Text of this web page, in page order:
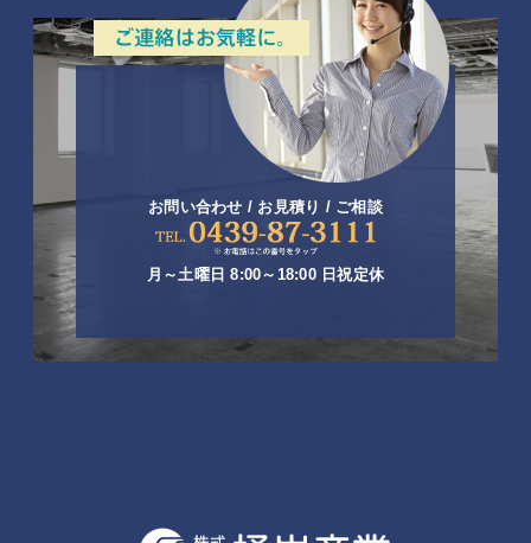
お問い合わせ / お見積り / ご相談
月～土曜日 8:00～18:00 日祝定休